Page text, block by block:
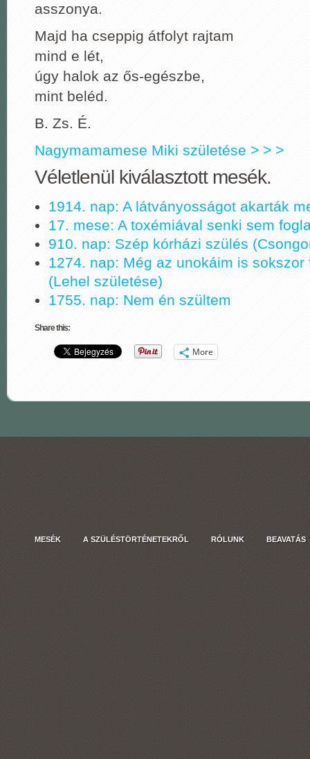
asszonya.
Majd ha cseppig átfolyt rajtam
mind e lét,
úgy halok az ős-egészbe,
mint beléd.
B. Zs. É.
Nagymamamese Miki születése > > >
Véletlenül kiválasztott mesék.
1914. nap: A látványosságot akarták
17. mese: A toxémiával senki sem
910. nap: Szép kórházi szülés
1274. nap: Még az unokáim is sokszor
(Lehel születése)
1755. nap: Nem én szültem
Share this:
More
MESÉK A SZÜLÉSTÖRTÉNETEKRŐL RÓLUNK BEAVATÁS